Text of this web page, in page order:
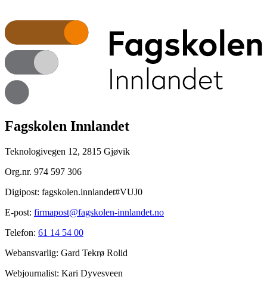
Fagskolen Innlandet
Teknologivegen 12, 2815 Gjøvik
Org.nr. 974 597 306
Digipost: fagskolen.innlandet#VUJ0
E-post: firmapost@fagskolen-innlandet.no
Telefon: 61 14 54 00
Webansvarlig: Gard Tekrø Rolid
Webjournalist: Kari Dyvesveen